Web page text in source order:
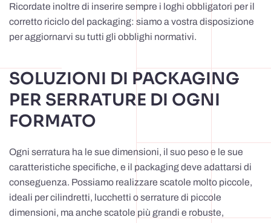
Ricordate inoltre di inserire sempre i loghi obbligatori per il
corretto riciclo del packaging: siamo a vostra disposizione
per aggiornarvi su tutti gli obblighi normativi.
SOLUZIONI DI PACKAGING
PER SERRATURE DI OGNI
FORMATO
Ogni serratura ha le sue dimensioni, il suo peso e le sue
caratteristiche specifiche, e il packaging deve adattarsi di
conseguenza. Possiamo realizzare scatole molto piccole,
ideali per cilindretti, lucchetti o serrature di piccole
dimensioni, ma anche scatole più grandi e robuste,